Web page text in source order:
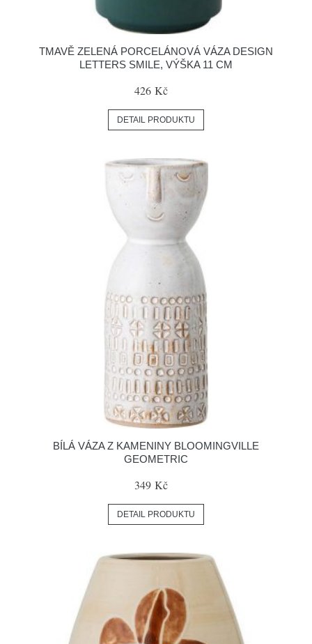
TMAVĚ ZELENÁ PORCELÁNOVÁ VÁZA DESIGN
LETTERS SMILE, VÝŠKA 11 CM
426 Kč
DETAIL PRODUKTU
BÍLÁ VÁZA Z KAMENINY BLOOMINGVILLE
GEOMETRIC
349 Kč
DETAIL PRODUKTU